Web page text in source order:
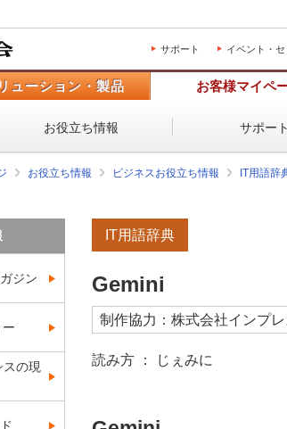
サポート イベント・セ
ューション・製品 お客様マイペ
お役立ち情報 サポート
お役立ち情報 ビジネスお役立ち情報 IT用語辞
IT用語辞典
Gemini
制作協力：株式会社インプレ
読み方 ： じぇみに
ジン
スの現